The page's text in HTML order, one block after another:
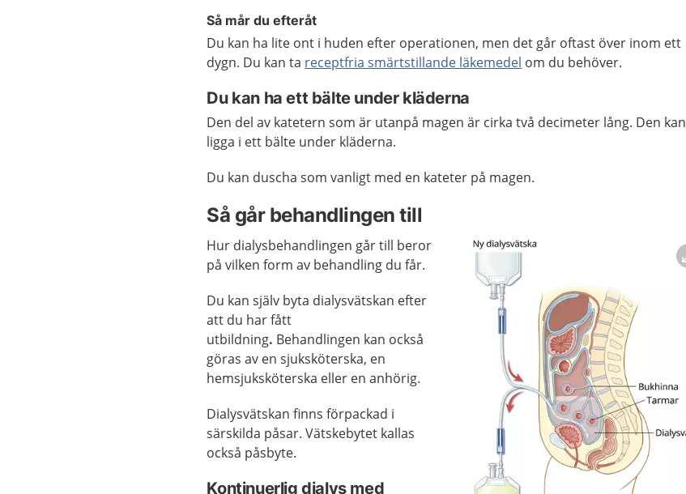
Så mår du efteråt
Du kan ha lite ont i huden efter operationen, men det går oftast över inom ett
dygn. Du kan ta receptfria smärtstillande läkemedel om du behöver.
Du kan ha ett bälte under kläderna
Den del av katetern som är utanpå magen är cirka två decimeter lång. Den kan
ligga i ett bälte under kläderna.
Du kan duscha som vanligt med en kateter på magen.
Så går behandlingen till
Hur dialysbehandlingen går till beror
på vilken form av behandling du får.
Du kan själv byta dialysvätskan efter
att du har fått
utbildning. Behandlingen kan också
göras av en sjuksköterska, en
hemsjuksköterska eller en anhörig.
Dialysvätskan finns förpackad i
särskilda påsar. Vätskebytet kallas
också påsbyte.
Kontinuerlig dialys med